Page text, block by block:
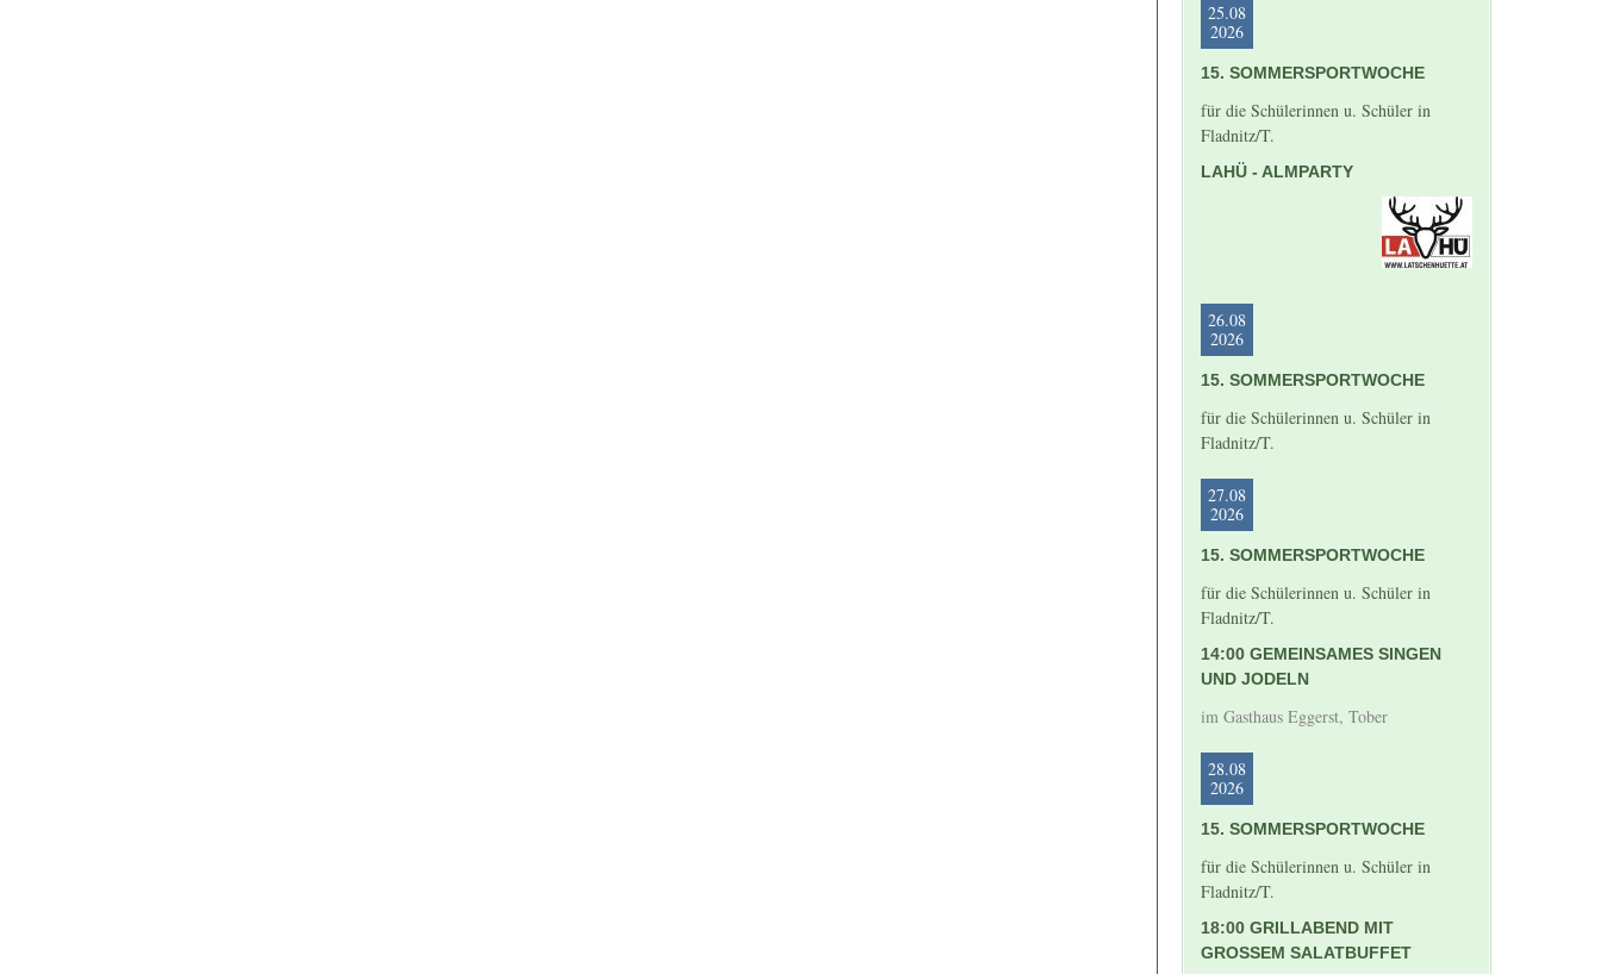
25.08
2026
15. SOMMERSPORTWOCHE
für die Schülerinnen u. Schüler in
Fladnitz/T.
LAHÜ - ALMPARTY
26.08
2026
15. SOMMERSPORTWOCHE
für die Schülerinnen u. Schüler in
Fladnitz/T.
27.08
2026
15. SOMMERSPORTWOCHE
für die Schülerinnen u. Schüler in
Fladnitz/T.
14:00 GEMEINSAMES SINGEN
UND JODELN
im Gasthaus Eggerst, Tober
28.08
2026
15. SOMMERSPORTWOCHE
für die Schülerinnen u. Schüler in
Fladnitz/T.
18:00 GRILLABEND MIT
GROSSEM SALATBUFFET